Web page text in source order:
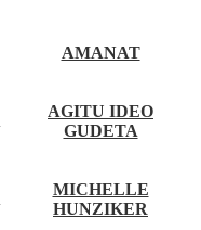
AMANAT
AGITU IDEO
GUDETA
MICHELLE
HUNZIKER